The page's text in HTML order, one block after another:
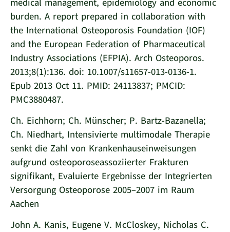
burden. A report prepared in collaboration with
the International Osteoporosis Foundation (IOF)
and the European Federation of Pharmaceutical
Industry Associations (EFPIA). Arch Osteoporos.
2013;8(1):136. doi: 10.1007/s11657-013-0136-1.
Epub 2013 Oct 11. PMID: 24113837; PMCID:
PMC3880487.
Ch. Eichhorn; Ch. Münscher; P. Bartz-Bazanella;
Ch. Niedhart, Intensivierte multimodale Therapie
senkt die Zahl von Krankenhauseinweisungen
aufgrund osteoporoseassoziierter Frakturen
signifikant, Evaluierte Ergebnisse der Integrierten
Versorgung Osteoporose 2005–2007 im Raum
Aachen
John A. Kanis, Eugene V. McCloskey, Nicholas C.